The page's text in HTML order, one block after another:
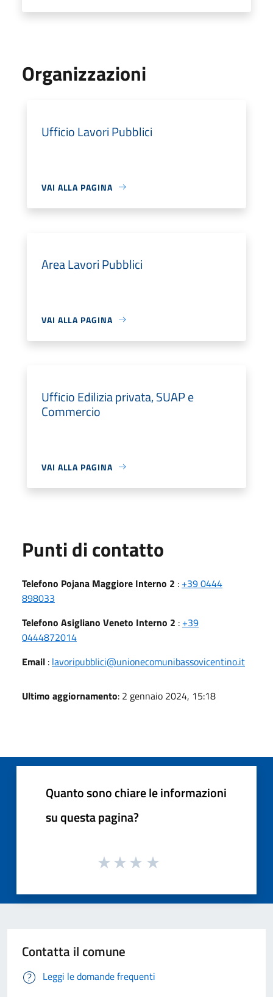
Organizzazioni
Ufficio Lavori Pubblici
VAI ALLA PAGINA
Area Lavori Pubblici
VAI ALLA PAGINA
Ufficio Edilizia privata, SUAP e
Commercio
VAI ALLA PAGINA
Punti di contatto
Telefono Pojana Maggiore Interno 2 : +39 0444
898033
Telefono Asigliano Veneto Interno 2 : +39
0444872014
Email : lavoripubblici@unionecomunibassovicentino.it
Ultimo aggiornamento: 2 gennaio 2024, 15:18
Quanto sono chiare le informazioni
su questa pagina?
Contatta il comune
Leggi le domande frequenti